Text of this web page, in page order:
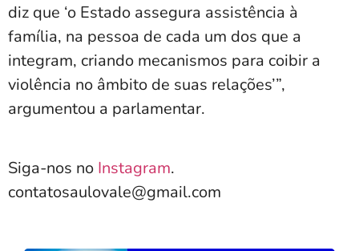
diz que ‘o Estado assegura assistência à
família, na pessoa de cada um dos que a
integram, criando mecanismos para coibir a
violência no âmbito de suas relações’”,
argumentou a parlamentar.
Siga-nos no Instagram.
contatosaulovale@gmail.com